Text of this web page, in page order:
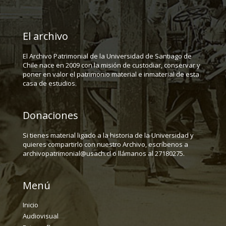
El archivo
El Archivo Patrimonial de la Universidad de Santiago de
Chile nace en 2009 con la misión de custodiar, conservar y
poner en valor el patrimonio material e inmaterial de esta
casa de estudios.
Donaciones
Si tienes material ligado a la historia de la Universidad y
quieres compartirlo con nuestro Archivo, escríbenos a
archivopatrimonial@usach.cl o llámanos al 27180275.
Menú
Inicio
Audiovisual